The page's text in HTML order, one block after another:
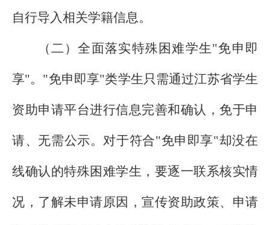
自行导入相关学籍信息。
（二）全面落实特殊困难学生"免申即
享"。"免申即享"类学生只需通过江苏省学生
资助申请平台进行信息完善和确认，免于申
请、无需公示。对于符合"免申即享"却没在
线确认的特殊困难学生，要逐一联系核实情
况，了解未申请原因，宣传资助政策、申请